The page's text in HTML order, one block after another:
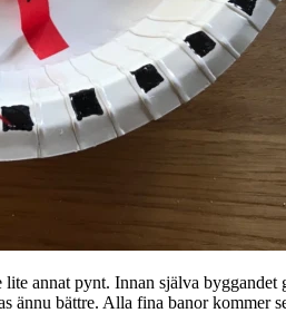
annat pynt. Innan själva
ännu bättre. Alla fina banor kommer